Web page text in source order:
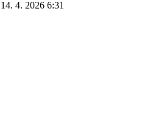
14. 4. 2026 6:31